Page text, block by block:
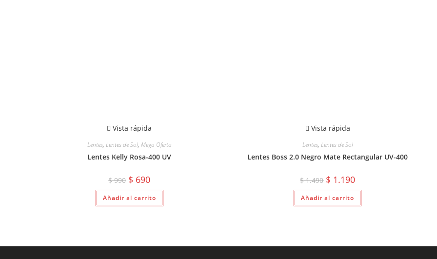
Vista rápida
Lentes, Lentes de Sol, Mega Oferta
Lentes Kelly Rosa-400 UV
$990 El
precio
original
era:
$ 990.
$ 690El
actual
es:
$ 690.
Añadir al carrito
Vista rápida
Lentes, Lentes de Sol
Lentes Boss 2.0 Negro Mate Rectangular UV-400
$1.490 El
precio
original
era:
$ 1.490.
$ 1.190El
actual
$ 1.190.
Añadir al carrito